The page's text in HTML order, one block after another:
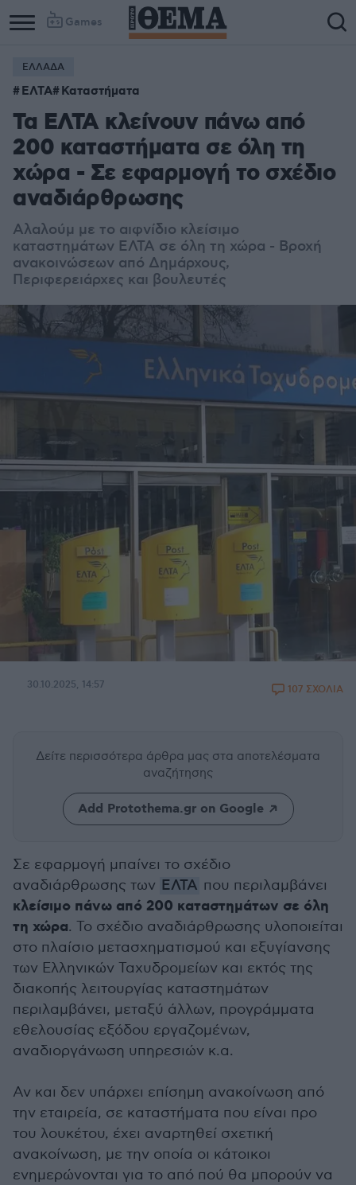
Games
ΕΛΛΑΔΑ
ΕΛΤΑ Καταστήματα
Τα ΕΛΤΑ κλείνουν πάνω από
200 καταστήματα σε όλη τη
χώρα - Σε εφαρμογή το σχέδιο
αναδιάρθρωσης
Αλαλούμ με το αιφνίδιο κλείσιμο
καταστημάτων ΕΛΤΑ σε όλη τη χώρα - Βροχή
ανακοινώσεων από Δημάρχους,
Περιφερειάρχες και βουλευτές
30.10.2025, 14:57 107 ΣΧΟΛΙΑ
Δείτε περισσότερα άρθρα μας στα αποτελέσματα
αναζήτησης
Add Protothema.gr on Google
Σε εφαρμογή μπαίνει το σχέδιο
αναδιάρθρωσης των ΕΛΤΑ που περιλαμβάνει
κλείσιμο πάνω από 200 καταστημάτων σε όλη
τη χώρα. Το σχέδιο αναδιάρθρωσης υλοποιείται
στο πλαίσιο μετασχηματισμού και εξυγίανσης
των Ελληνικών Ταχυδρομείων και εκτός της
διακοπής λειτουργίας καταστημάτων
περιλαμβάνει, μεταξύ άλλων, προγράμματα
εθελουσίας εξόδου εργαζομένων,
αναδιοργάνωση υπηρεσιών κ.α.
Αν και δεν υπάρχει επίσημη ανακοίνωση από
την εταιρεία, σε καταστήματα που είναι προ
του λουκέτου, έχει αναρτηθεί σχετική
ανακοίνωση, με την οποία οι κάτοικοι
ενημερώνονται για το από πού θα μπορούν να